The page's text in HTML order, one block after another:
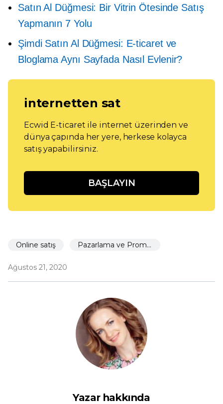
Satın Al Düğmesi: Bir Vitrin Ötesinde Satış
Yapmanın 7 Yolu
Şimdi Satın Al Düğmesi: E-ticaret ve
Bloglama Aynı Sayfada Nasıl Evlenir?
internetten sat
Ecwid E-ticaret ile internet üzerinden ve
dünya çapında her yere, herkese kolayca
satış yapabilirsiniz.
BAŞLAYIN
Online satış Pazarlama ve Promosyon
Ağustos 21, 2020
Yazar hakkında